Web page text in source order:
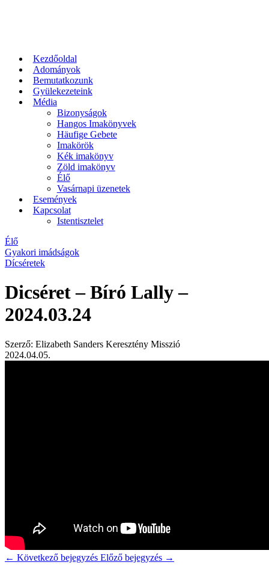
Kezdőoldal
Adományok
Bemutatkozunk
Gyülekezeteink
Média
Bizonyságok
Hangos Imakönyvek
Häufige Gebete
Imakörök
Kék imakönyv
Zöld imakönyv
Élő
Vasárnapi üzenetek
Események
Kapcsolat
Istentisztelet
Élő
Gyakori imádságok
Dícséretek
Dicséret – Bíró Lally –
2024.03.24
Szerző: Elizabeth Sanders Keresztény Misszió
2024.04.05.
← Következő bejegyzés Előző bejegyzés →